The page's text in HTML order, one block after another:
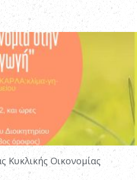
Κυκλικής Οικονομίας